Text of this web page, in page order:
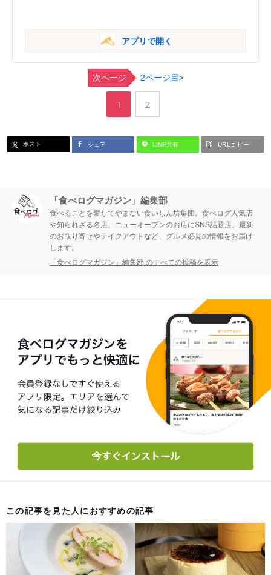
アプリで開く
次ページ 2ページ目>
ペ
ジ
1
,
ペ
ジ
2
ポスト シェア LINE共有 URLコピー
「食べログマガジン」編集部
食べることを愛してやまない食いしん坊集団。食べログ人気店
や知られざる名店、ニューオープンのお店にSNS話題店、最新
のお取り寄せやテイクアウトなど、グルメ必見の情報をお届け
します。
「食べログマガジン」編集部 のすべての投稿を表示
この記事を見た人におすすめの記事